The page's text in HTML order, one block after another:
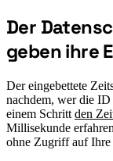
#
Der
geben ihre
Der eingebettete
nachdem, wer die
einem Schritt den
Millisekunde
ohne Zugriff auf Ihre